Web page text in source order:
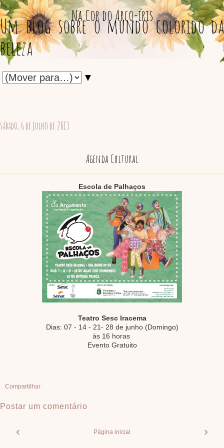
Na Cor do Arco-íris
Um blog sobre o mundo colorido da
beleza
▼
sábado, 6 de julho de 2013
Agenda Cultural
Escola de Palhaços
Teatro Sesc Iracema
Dias: 07 - 14 - 21- 28 de junho (Domingo)
às 16 horas
Evento Gratuito
Compartilhar
Postar um comentário
‹ ›
Página inicial